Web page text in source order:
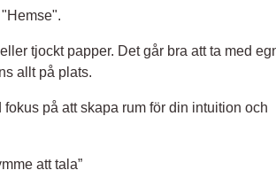
tjockt papper. Det går bra att ta med
allt på plats.
på att skapa rum för din intuition och
att tala”